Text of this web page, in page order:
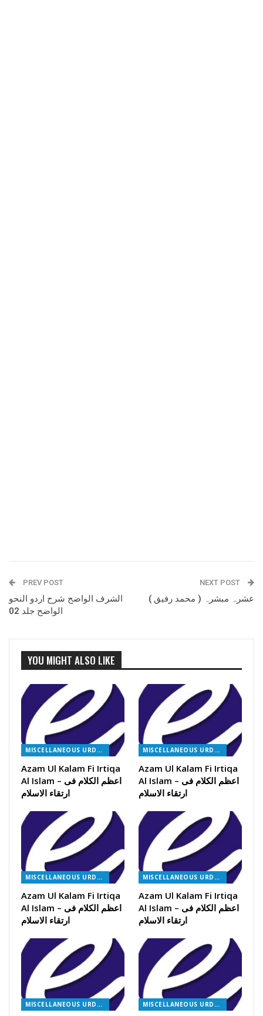
PREV POST
الشرف الواضح شرح اردو النحو
الواضح جلد 02
NEXT POST
عشرہ مبشرہ ( محمد رفیق )
YOU MIGHT ALSO LIKE
MISCELLANEOUS URDU BOOKS
Azam Ul Kalam Fi Irtiqa
Al Islam – اعظم الکلام فی
ارتقاء الاسلام
MISCELLANEOUS URDU BOOKS
Azam Ul Kalam Fi Irtiqa
Al Islam – اعظم الکلام فی
ارتقاء الاسلام
MISCELLANEOUS URDU BOOKS
Azam Ul Kalam Fi Irtiqa
Al Islam – اعظم الکلام فی
ارتقاء الاسلام
MISCELLANEOUS URDU BOOKS
Azam Ul Kalam Fi Irtiqa
Al Islam – اعظم الکلام فی
ارتقاء الاسلام
MISCELLANEOUS URDU BOOKS MISCELLANEOUS URDU BOOKS